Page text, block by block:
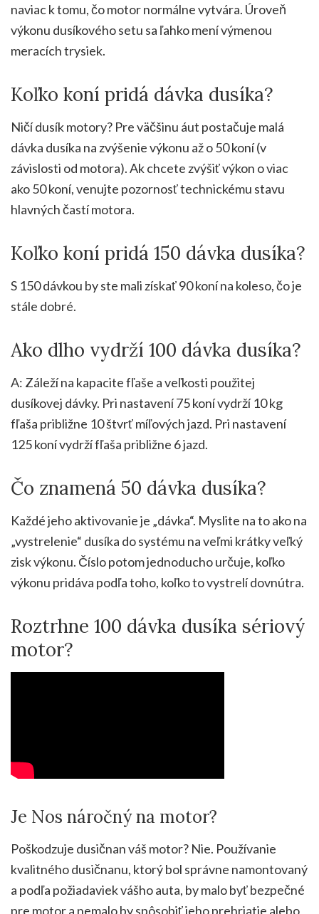
naviac k tomu, čo motor normálne vytvára. Úroveň
výkonu dusíkového setu sa ľahko mení výmenou
meracích trysiek.
Koľko koní pridá dávka dusíka?
Ničí dusík motory? Pre väčšinu áut postačuje malá
dávka dusíka na zvýšenie výkonu až o 50 koní (v
závislosti od motora). Ak chcete zvýšiť výkon o viac
ako 50 koní, venujte pozornosť technickému stavu
hlavných častí motora.
Koľko koní pridá 150 dávka dusíka?
S 150 dávkou by ste mali získať 90 koní na koleso, čo je
stále dobré.
Ako dlho vydrží 100 dávka dusíka?
A: Záleží na kapacite fľaše a veľkosti použitej
dusíkovej dávky. Pri nastavení 75 koní vydrží 10 kg
fľaša približne 10 štvrť míľových jazd. Pri nastavení
125 koní vydrží fľaša približne 6 jazd.
Čo znamená 50 dávka dusíka?
Každé jeho aktivovanie je „dávka“. Myslite na to ako na
„vystrelenie“ dusíka do systému na veľmi krátky veľký
zisk výkonu. Číslo potom jednoducho určuje, koľko
výkonu pridáva podľa toho, koľko to vystrelí dovnútra.
Roztrhne 100 dávka dusíka sériový
motor?
Je Nos náročný na motor?
Poškodzuje dusičnan váš motor? Nie. Používanie
kvalitného dusičnanu, ktorý bol správne namontovaný
a podľa požiadaviek vášho auta, by malo byť bezpečné
pre motor a nemalo by spôsobiť jeho prehriatie alebo